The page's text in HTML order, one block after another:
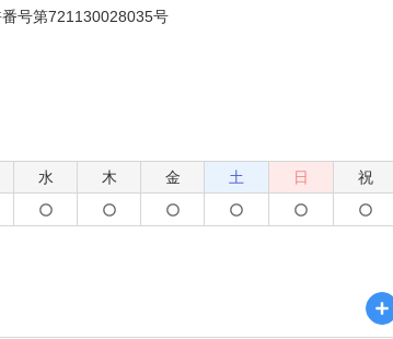
号第721130028035号
水 木 金 土 日
祝